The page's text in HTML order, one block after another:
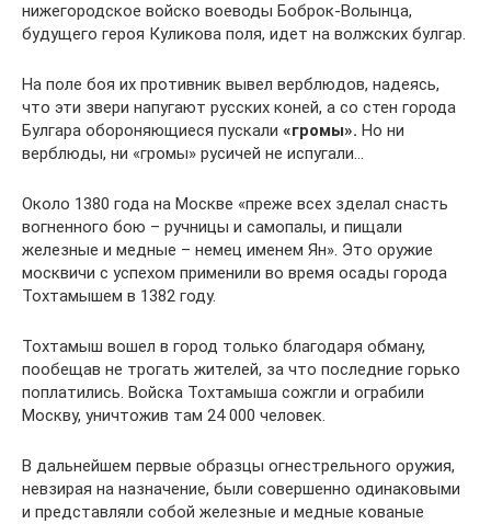
нижегородское войско воеводы Боброк-Волынца,
будущего героя Куликова поля, идет на волжских булгар.
На поле боя их противник вывел верблюдов, надеясь,
что эти звери напугают русских коней, а со стен города
Булгара обороняющиеся пускали «громы». Но ни
верблюды, ни «громы» русичей не испугали…
Около 1380 года на Москве «преже всех зделал снасть
вогненного бою – ручницы и самопалы, и пищали
железные и медные – немец именем Ян». Это оружие
москвичи с успехом применили во время осады города
Тохтамышем в 1382 году.
Тохтамыш вошел в город только благодаря обману,
пообещав не трогать жителей, за что последние горько
поплатились. Войска Тохтамыша сожгли и ограбили
Москву, уничтожив там 24 000 человек.
В дальнейшем первые образцы огнестрельного оружия,
невзирая на назначение, были совершенно одинаковыми
и представляли собой железные и медные кованые